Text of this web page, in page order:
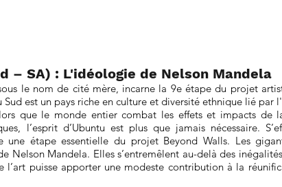
– SA) : L'idéologie de Nelson Mandela
le nom de cité mère, incarne la 9e étape du projet
Sud est un pays riche en culture et diversité ethnique lié
que le monde entier combat les effets et impacts de
l’esprit d’Ubuntu est plus que jamais nécessaire.
une étape essentielle du projet Beyond Walls. Les
Nelson Mandela. Elles s’entremêlent au-delà des
l’art puisse apporter une modeste contribution à la